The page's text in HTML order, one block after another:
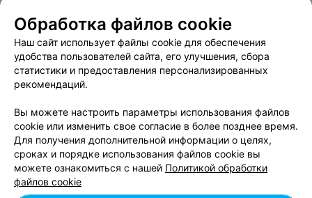
Минск, ул. Веры Хоружей, 6 до 21:00
Услуги
Ювелирная мастерская по пр-ту Независимости, 52
Минск, пр-т Независимости, 52 Выходной
Услуги:Ремонт и реставрация
Обработка файлов cookie
Наш сайт использует файлы cookie для обеспечения
удобства пользователей сайта, его улучшения, сбора
статистики и предоставления персонализированных
рекомендаций.
Вы можете настроить параметры использования файлов
cookie или изменить свое согласие в более позднее время.
Для получения дополнительной информации о целях,
сроках и порядке использования файлов cookie вы
можете ознакомиться с нашей Политикой обработки
файлов cookie